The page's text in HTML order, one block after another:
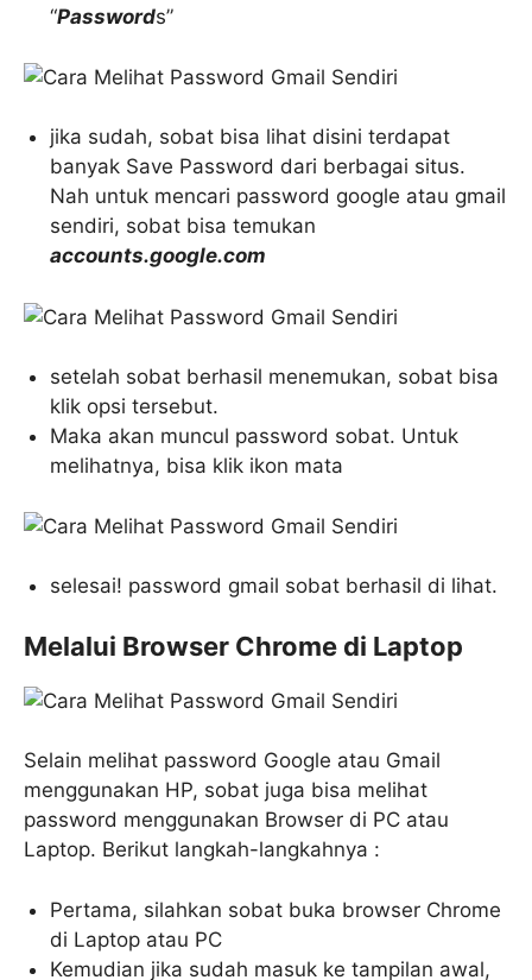
“Passwords”
jika sudah, sobat bisa lihat disini terdapat
banyak Save Password dari berbagai situs.
Nah untuk mencari password google atau gmail
sendiri, sobat bisa temukan
accounts.google.com
setelah sobat berhasil menemukan, sobat bisa
klik opsi tersebut.
Maka akan muncul password sobat. Untuk
melihatnya, bisa klik ikon mata
selesai! password gmail sobat berhasil di lihat.
Melalui Browser Chrome di Laptop
Selain melihat password Google atau Gmail
menggunakan HP, sobat juga bisa melihat
password menggunakan Browser di PC atau
Laptop. Berikut langkah-langkahnya :
Pertama, silahkan sobat buka browser Chrome
di Laptop atau PC
Kemudian jika sudah masuk ke tampilan awal,